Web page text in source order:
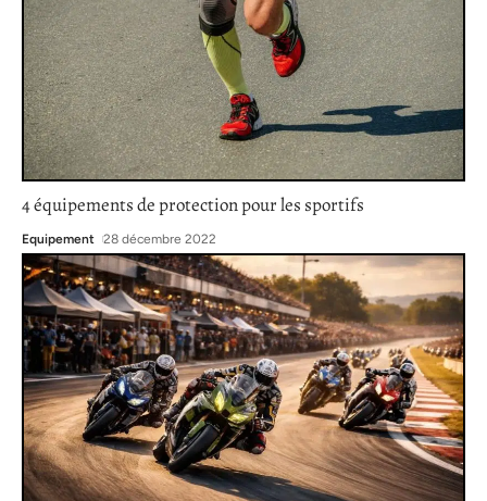
4 équipements de protection pour les sportifs
Equipement 28 décembre 2022